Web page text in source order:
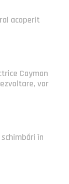
acoperit
Cayman
vor
în